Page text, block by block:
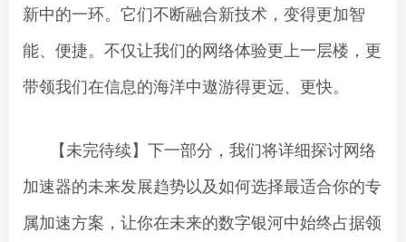
新中的一环。它们不断融合新技术，变得更加智
能、便捷。不仅让我们的网络体验更上一层楼，更
带领我们在信息的海洋中遨游得更远、更快。
【未完待续】下一部分，我们将详细探讨网络
加速器的未来发展趋势以及如何选择最适合你的专
属加速方案，让你在未来的数字银河中始终占据领